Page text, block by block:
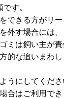
す。
できる方がリ
外す場合には
ミは飼い主が
的な追いまわ
うにしてくださ
合はご利用でき